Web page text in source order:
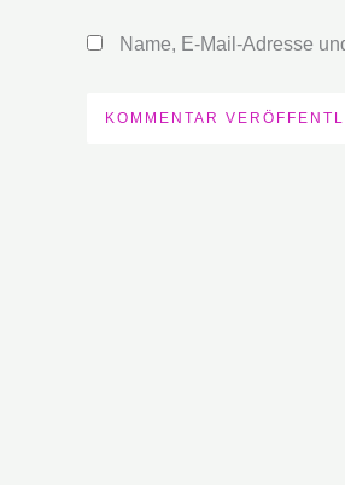
Name, E-Mail-Adresse